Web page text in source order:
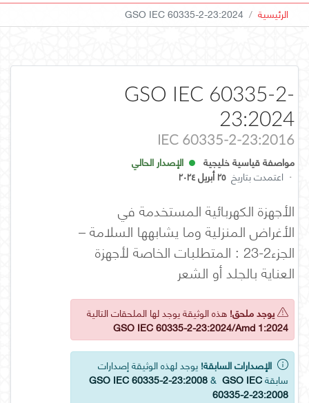
الرئيسية GSO IEC 60335-2-23:2024
GSO IEC 60335-2-
23:2024
IEC 60335-2-23:2016
مواصفة قياسية خليجية
الإصدار الحالي
· اعتمدت بتاريخ ٢٥ أبريل ٢٠٢٤
الأجهزة الكهربائية المستخدمة في
الأغراض المنزلية وما يشابهها السلامة –
الجزء2-23 : المتطلبات الخاصة لأجهزة
العناية بالجلد أو الشعر
يوجد ملحق! هذه الوثيقة يوجد لها الملحقات التالية
GSO IEC 60335-2-23:2024/Amd 1:2024
الإصدارات السابقة! يوجد لهذه الوثيقة إصدارات
سابقة
GSO IEC 60335-2-23:2008& GSO IEC
60335-2-23:2008